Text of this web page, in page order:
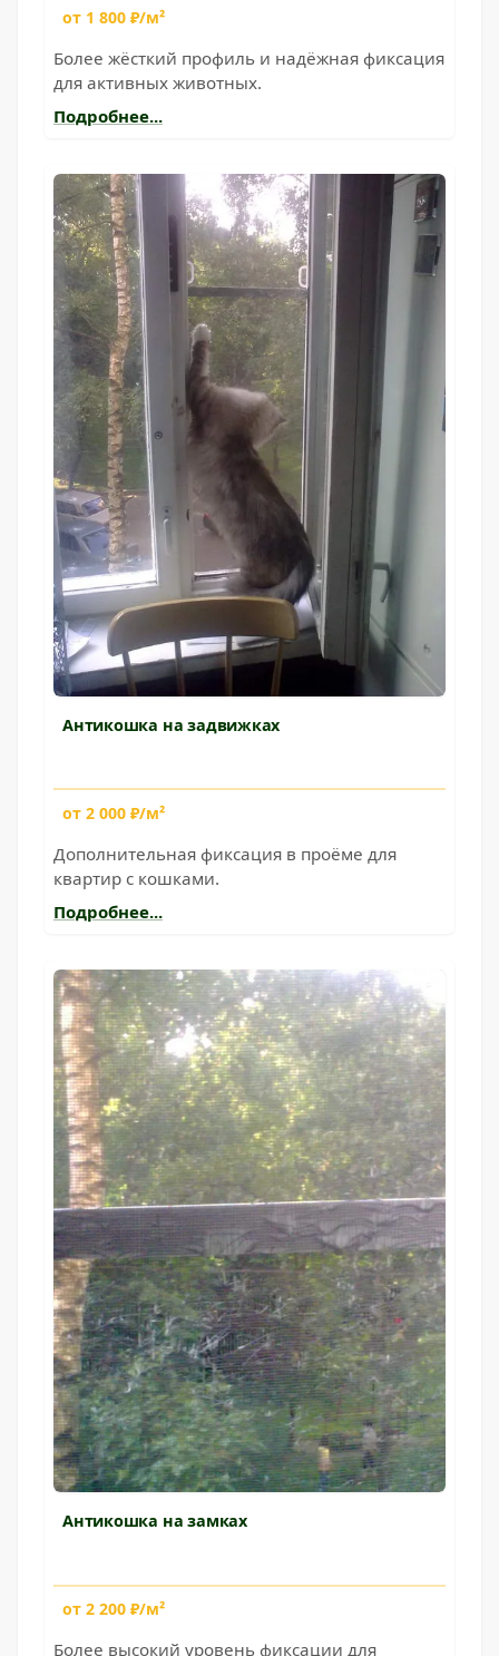
от 1 800 ₽/м²
Более жёсткий профиль и надёжная фиксация
для активных животных.
Подробнее...
Антикошка на задвижках
от 2 000 ₽/м²
Дополнительная фиксация в проёме для
квартир с кошками.
Подробнее...
Антикошка на замках
от 2 200 ₽/м²
Более высокий уровень фиксации для